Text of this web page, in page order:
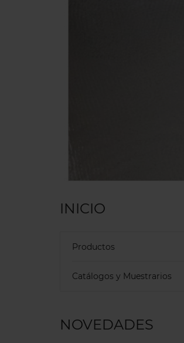
INICIO
Productos
Catálogos y Muestrarios
NOVEDADES